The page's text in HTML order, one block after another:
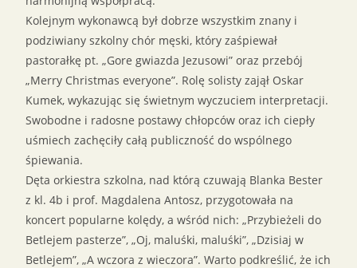
Kolejnym wykonawcą był dobrze wszystkim znany i
podziwiany szkolny chór męski, który zaśpiewał
pastorałkę pt. „Gore gwiazda Jezusowi” oraz przebój
„Merry Christmas everyone”. Rolę solisty zajął Oskar
Kumek, wykazując się świetnym wyczuciem interpretacji.
Swobodne i radosne postawy chłopców oraz ich ciepły
uśmiech zachęciły całą publiczność do wspólnego
śpiewania.
Dęta orkiestra szkolna, nad którą czuwają Blanka Bester
z kl. 4b i prof. Magdalena Antosz, przygotowała na
koncert popularne kolędy, a wśród nich: „Przybieżeli do
Betlejem pasterze”, „Oj, maluśki, maluśki”, „Dzisiaj w
Betlejem”, „A wczora z wieczora”. Warto podkreślić, że ich